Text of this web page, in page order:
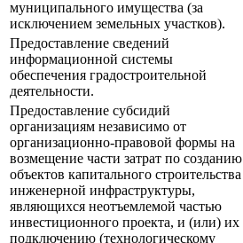
муниципального имущества (за
исключением земельных участков).
Предоставление сведений
информационной системы
обеспечения градостроительной
деятельности.
Предоставление субсидий
организациям независимо от
организационно-правовой формы на
возмещение части затрат по созданию
объектов капитального строительства
инженерной инфраструктуры,
являющихся неотъемлемой частью
инвестиционного проекта, и (или) их
подключению (технологическому